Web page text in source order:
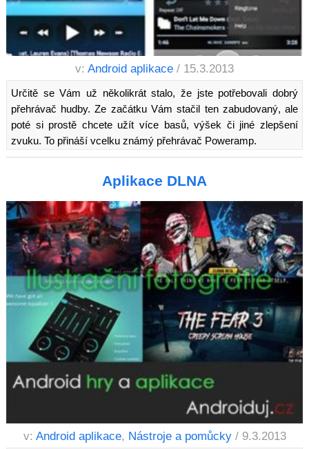
v: Android aplikace / 15.3.2013
Určitě se Vám už několikrát stalo, že jste potřebovali dobrý
přehrávač hudby. Ze začátku Vám stačil ten zabudovaný, ale
poté si prostě chcete užít více basů, výšek či jiné zlepšení
zvuku. To přináší vcelku známý přehrávač Poweramp.
Aplikace DLNA
v: Android aplikace, Nástroje a pomůcky / 9.3.2013